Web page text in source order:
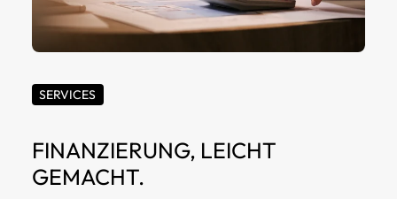
SERVICES
FINANZIERUNG, LEICHT
GEMACHT.